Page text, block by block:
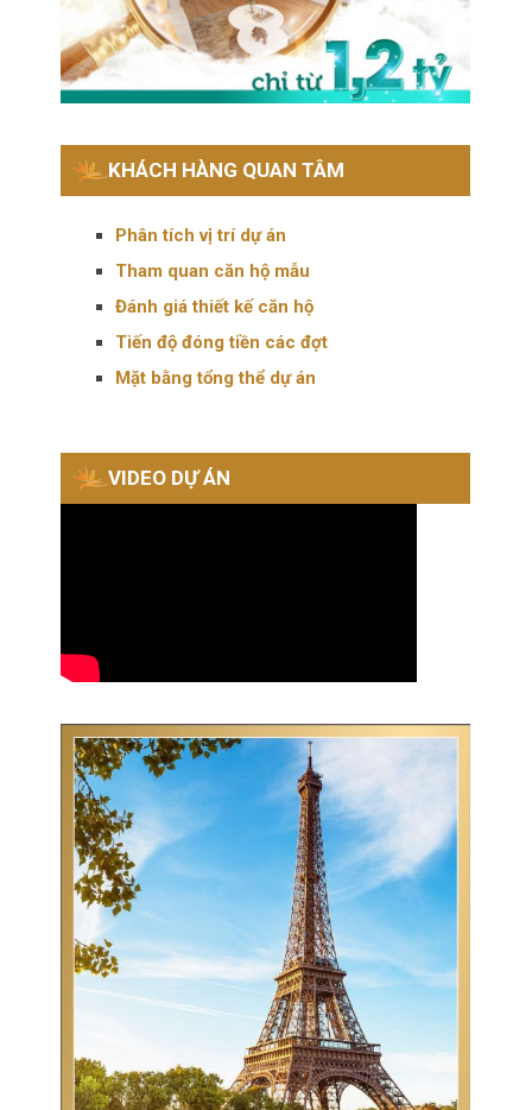
KHÁCH HÀNG QUAN TÂM
Phân tích vị trí dự án
Tham quan căn hộ mẫu
Đánh giá thiết kế căn hộ
Tiến độ đóng tiền các đợt
Mặt bằng tổng thể dự án
VIDEO DỰ ÁN